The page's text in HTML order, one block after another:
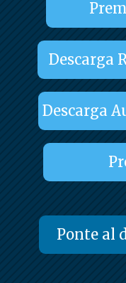
Descarga
Descarga
Ponte al